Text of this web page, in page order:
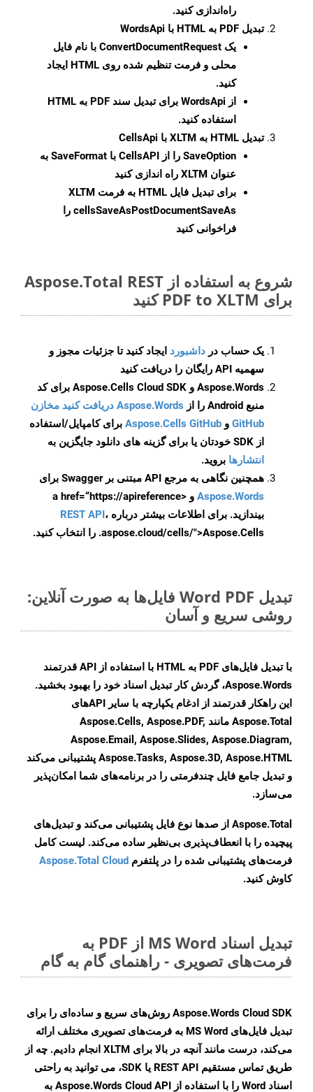
راه‌اندازی کنید.
تبدیل PDF به HTML با WordsApi
یک ConvertDocumentRequest با نام فایل
محلی و فرمت تنظیم شده روی HTML ایجاد
کنید.
از WordsApi برای تبدیل سند PDF به HTML
استفاده کنید.
تبدیل HTML به XLTM با CellsApi
SaveOption
را از CellsAPI با SaveFormat به
عنوان XLTM راه اندازی کنید
برای تبدیل فایل HTML به فرمت
XLTM
cellsSaveAsPostDocumentSaveAs را
فراخوانی کنید
شروع به استفاده از Aspose.Total REST
برای PDF to XLTM کنید
یک حساب در داشبورد ایجاد کنید تا جزئیات مجوز و
سهمیه API رایگان را دریافت کنید
Aspose.Words و Aspose.Cells Cloud SDK برای کد
منبع Android را از
Aspose.Words دریافت کنید مخازن
GitHub و Aspose.Cells GitHub برای کامپایل/استفاده
از SDK خودتان یا برای گزینه های دانلود جایگزین به
انتشارها بروید.
همچنین نگاهی به مرجع API مبتنی بر Swagger برای
Aspose.Words
و <a href=“https://apireference
بیندازید. برای اطلاعات بیشتر درباره REST API،
.aspose.cloud/cells/">Aspose.Cells را انتخاب کنید.
تبدیل Word PDF فایل‌ها به صورت آنلاین:
روشی سریع و آسان
با تبدیل فایل‌های PDF به HTML با استفاده از API قدرتمند
Aspose.Words، گردش کار تبدیل اسناد خود را بهبود بخشید.
این راهکار قدرتمند از ادغام یکپارچه با سایر APIهای
Aspose.Total مانند Aspose.Cells, Aspose.PDF,
Aspose.Email, Aspose.Slides, Aspose.Diagram,
Aspose.Tasks, Aspose.3D, Aspose.HTML پشتیبانی می‌کند
و تبدیل جامع فایل چندفرمتی را در برنامه‌های شما امکان‌پذیر
می‌سازد.
Aspose.Total از صدها نوع فایل پشتیبانی می‌کند و تبدیل‌های
پیچیده را با انعطاف‌پذیری بی‌نظیر ساده می‌کند. لیست کامل
فرمت‌های پشتیبانی شده را در پلتفرم Aspose.Total Cloud
کاوش کنید.
تبدیل اسناد MS Word از PDF به
فرمت‌های تصویری - راهنمای گام به گام
Aspose.Words Cloud SDK روش‌های سریع و ساده‌ای را برای
تبدیل فایل‌های MS Word به فرمت‌های تصویری مختلف ارائه
می‌کند، درست مانند آنچه در بالا برای XLTM انجام دادیم. چه از
طریق تماس مستقیم REST API یا SDK، می توانید به راحتی
اسناد Word را با استفاده از Aspose.Words Cloud API به